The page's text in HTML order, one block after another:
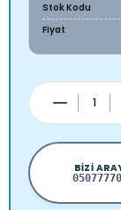
Stok Kodu
Fiyat
BIZI